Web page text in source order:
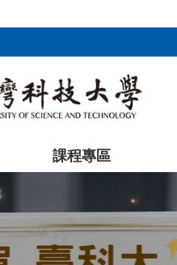
課程專區